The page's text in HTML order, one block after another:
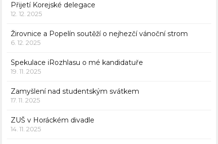
Přijetí Korejské delegace
12. 12. 2025
Žirovnice a Popelín soutěží o nejhezčí vánoční strom
6. 12. 2025
Spekulace iRozhlasu o mé kandidatuře
19. 11. 2025
Zamyšlení nad studentským svátkem
17. 11. 2025
ZUŠ v Horáckém divadle
14. 11. 2025